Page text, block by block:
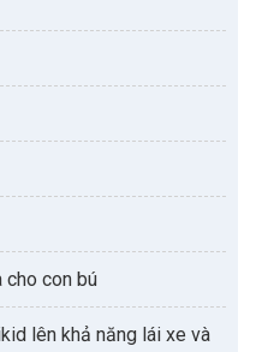
cho con bú
lên khả năng lái xe và